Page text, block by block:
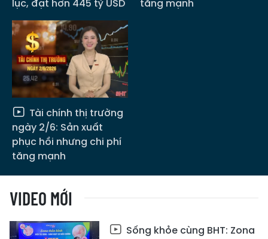
lục, đạt hơn 445 tỷ USD
tăng mạnh
Tài chính thị trường
ngày 2/6: Sản xuất
phục hồi nhưng chi phí
tăng mạnh
VIDEO MỚI
Sống khỏe cùng BHT: Zona